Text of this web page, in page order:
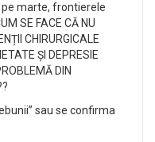
marte, frontierele
SE FACE CĂ NU
CHIRURGICALE
ȘI DEPRESIE
DIN
sau se confirma